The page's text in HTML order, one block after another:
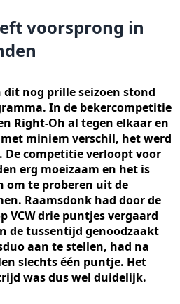
voorsprong in
dit nog prille seizoen stond
In de bekercompetitie
Right-Oh al tegen elkaar en
miniem verschil, het werd
De competitie verloopt voor
erg moeizaam en het is
om te proberen uit de
Raamsdonk had door de
VCW drie puntjes vergaard
de tussentijd genoodzaakt
aan te stellen, had na
slechts één puntje. Het
was dus wel duidelijk.